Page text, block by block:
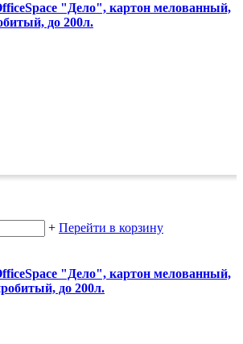
"Дело", картон мелованный,
до 200л.
+ Перейти в корзину
"Дело", картон мелованный,
до 200л.